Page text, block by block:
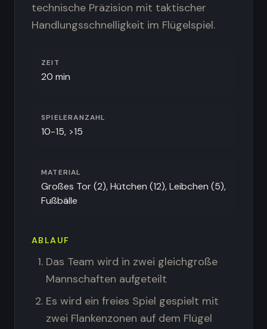
technische Präzision mit taktischer
Handlungsschnelligkeit im Flügelspiel.
ZEIT
20 min
SPIELERANZAHL
10-15, >15
MATERIAL
Großes Tor (2), Hütchen (12), Leibchen (5),
Fußbälle
ABLAUF
Das Team wird in zwei gleichgroße
Mannschaften aufgeteilt
Es wird ein freies Spiel gespielt mit
zwei Flankenzonen auf dem Flügel